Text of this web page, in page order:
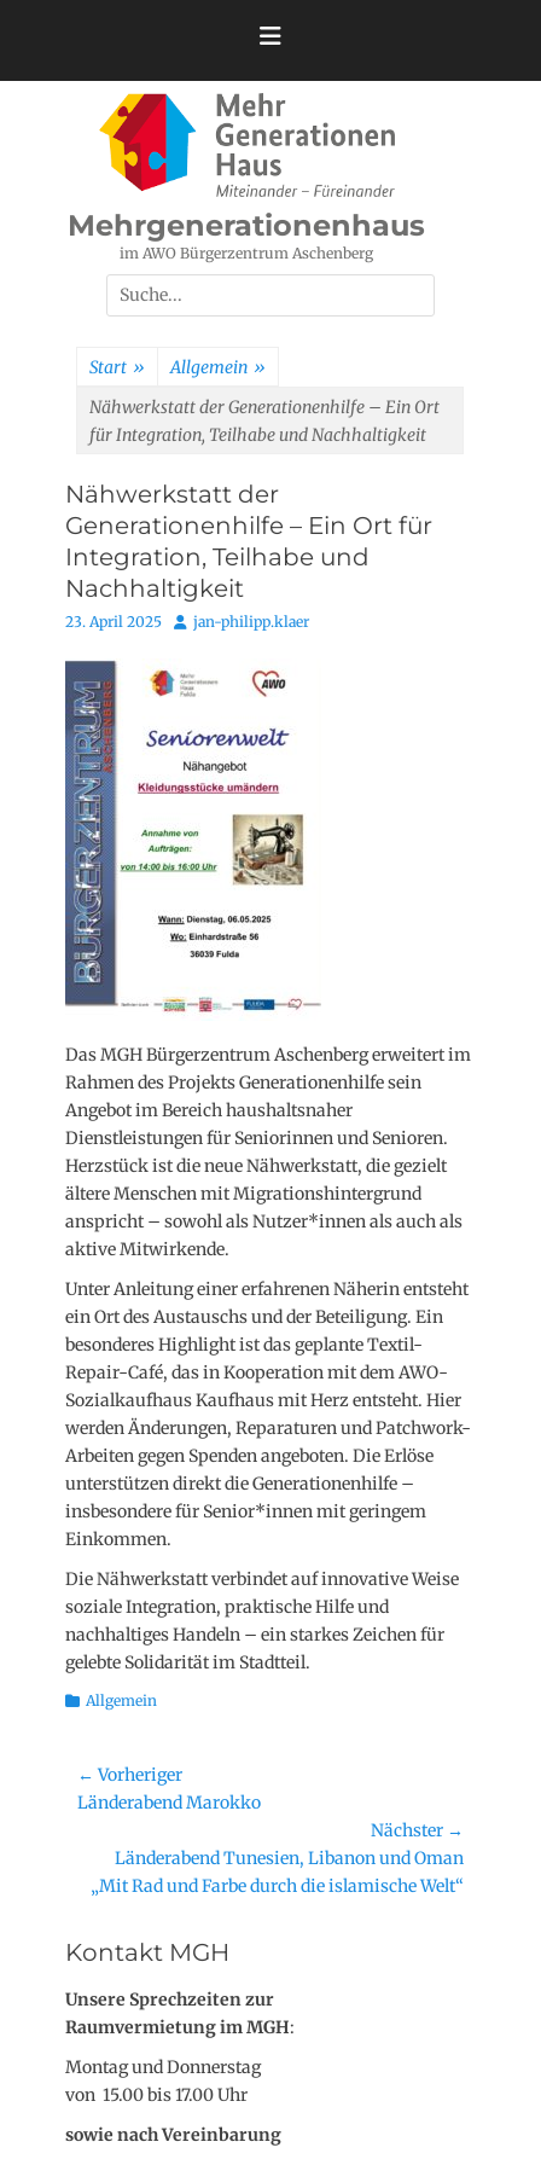
Mehrgenerationenhaus
im AWO Bürgerzentrum Aschenberg
Suchen
nach:
Start » Allgemein »
Nähwerkstatt der Generationenhilfe – Ein Ort
für Integration, Teilhabe und Nachhaltigkeit
Nähwerkstatt der
Generationenhilfe – Ein Ort für
Integration, Teilhabe und
Nachhaltigkeit
Posted
23. April 2025 Autorjan-philipp.klaer
Das MGH Bürgerzentrum Aschenberg erweitert im
Rahmen des Projekts Generationenhilfe sein
Angebot im Bereich haushaltsnaher
Dienstleistungen für Seniorinnen und Senioren.
Herzstück ist die neue Nähwerkstatt, die gezielt
ältere Menschen mit Migrationshintergrund
anspricht – sowohl als Nutzer*innen als auch als
aktive Mitwirkende.
Unter Anleitung einer erfahrenen Näherin entsteht
ein Ort des Austauschs und der Beteiligung. Ein
besonderes Highlight ist das geplante Textil-
Repair-Café, das in Kooperation mit dem AWO-
Sozialkaufhaus Kaufhaus mit Herz entsteht. Hier
werden Änderungen, Reparaturen und Patchwork-
Arbeiten gegen Spenden angeboten. Die Erlöse
unterstützen direkt die Generationenhilfe –
insbesondere für Senior*innen mit geringem
Einkommen.
Die Nähwerkstatt verbindet auf innovative Weise
soziale Integration, praktische Hilfe und
nachhaltiges Handeln – ein starkes Zeichen für
gelebte Solidarität im Stadtteil.
Kategorien
Allgemein
Beitragsnavigation
← Vorheriger
Vorheriger
Länderabend Marokko
Nächster →
Nächster
Beitrag:
Länderabend Tunesien, Libanon und Oman
„Mit Rad und Farbe durch die islamische Welt“
Kontakt MGH
Unsere Sprechzeiten zur
Raumvermietung im MGH:
Montag und Donnerstag
von 15.00 bis 17.00 Uhr
sowie nach Vereinbarung